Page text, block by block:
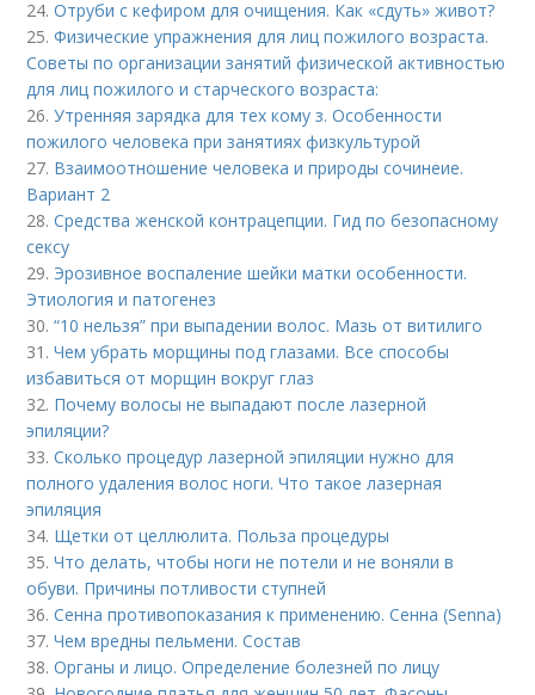
24.Отруби с кефиром для очищения. Как «сдуть» живот?
25.Физические упражнения для лиц пожилого возраста.
Советы по организации занятий физической активностью
для лиц пожилого и старческого возраста:
26.Утренняя зарядка для тех кому з. Особенности
пожилого человека при занятиях физкультурой
27. Взаимоотношение человека и природы сочинеие.
Вариант 2
28.Средства женской контрацепции. Гид по безопасному
сексу
29. Эрозивное воспаление шейки матки особенности.
Этиология и патогенез
30.“10 нельзя” при выпадении волос. Мазь от витилиго
31.Чем убрать морщины под глазами. Все способы
избавиться от морщин вокруг глаз
32. Почему волосы не выпадают после лазерной
эпиляции?
33.Сколько процедур лазерной эпиляции нужно для
полного удаления волос ноги. Что такое лазерная
эпиляция
34. Щетки от целлюлита. Польза процедуры
35.Что делать, чтобы ноги не потели и не воняли в
обуви. Причины потливости ступней
36.Сенна противопоказания к применению. Сенна (Senna)
37.Чем вредны пельмени. Состав
38.Органы и лицо. Определение болезней по лицу